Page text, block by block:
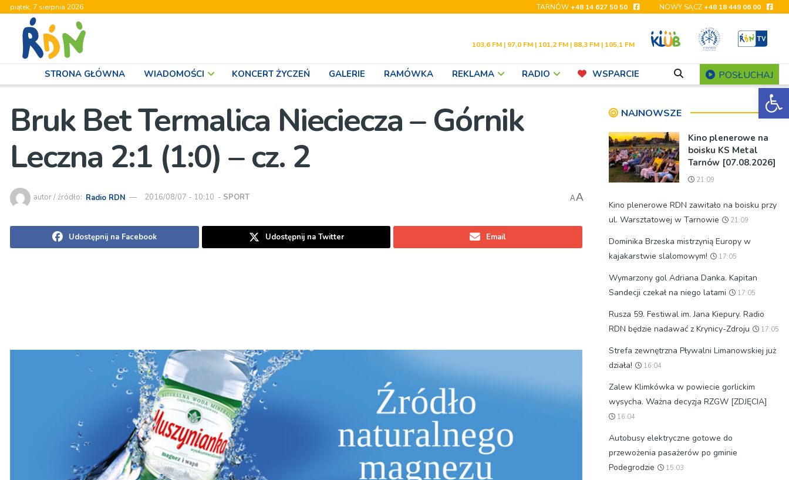
piątek, 7 sierpnia 2026 TARNÓW+48 14 627 50 50 NOWY SĄCZ+48 18 449 06 00
103,6 FM | 97,0 FM | 101,2 FM | 88,3 FM | 105,1 FM
STRONA GŁÓWNA WIADOMOŚCI KONCERT ŻYCZEŃ GALERIE RAMÓWKA REKLAMA RADIO WSPARCIE POSŁUCHAJ
Bruk Bet Termalica Nieciecza – Górnik
Leczna 2:1 (1:0) – cz. 2
autor / źródło: Radio RDN 2016/08/07 - 10:10 - SPORT AA
Udostępnij na Facebook Udostępnij na Twitter Email
NAJNOWSZE
Kino plenerowe na
boisku KS Metal
Tarnów [07.08.2026]
21:09
Kino plenerowe RDN zawitało na boisku przy
ul. Warsztatowej w Tarnowie
21:09
Dominika Brzeska mistrzynią Europy w
kajakarstwie slalomowym!
17:05
Wymarzony gol Adriana Danka. Kapitan
Sandecji czekał na niego latami
17:05
Rusza 59. Festiwal im. Jana Kiepury. Radio
RDN będzie nadawać z Krynicy-Zdroju
17:05
Strefa zewnętrzna Pływalni Limanowskiej już
działa!
16:04
Zalew Klimkówka w powiecie gorlickim
wysycha. Ważna decyzja RZGW [ZDJĘCIA]
16:04
Autobusy elektryczne gotowe do
przewożenia pasażerów po gminie
Podegrodzie
15:03